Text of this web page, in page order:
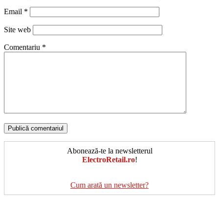
Email *
Site web
Comentariu *
Abonează-te la newsletterul
ElectroRetail.ro!
Cum arată un newsletter?